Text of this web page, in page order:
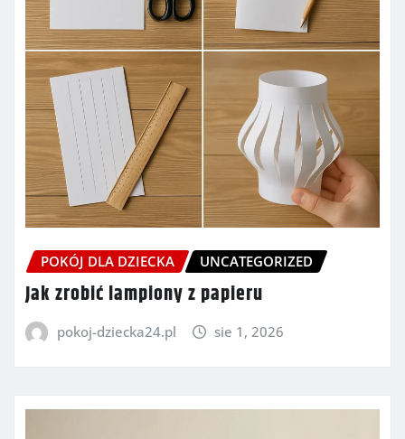
POKÓJ DLA DZIECKA UNCATEGORIZED
Jak zrobić lampiony z papieru
pokoj-dziecka24.pl sie 1, 2026